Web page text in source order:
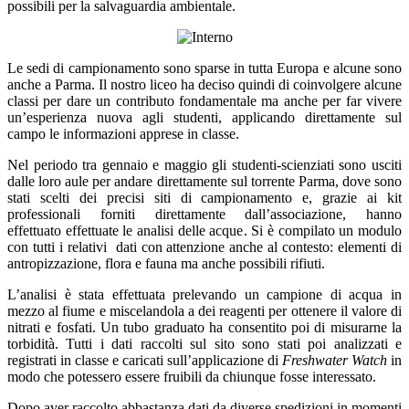
possibili per la salvaguardia ambientale.
Le sedi di campionamento sono sparse in tutta Europa e alcune sono
anche a Parma. Il nostro liceo ha deciso quindi di coinvolgere alcune
classi per dare un contributo fondamentale ma anche per far vivere
un’esperienza nuova agli studenti, applicando direttamente sul
campo le informazioni apprese in classe.
Nel periodo tra gennaio e maggio gli studenti-scienziati sono usciti
dalle loro aule per andare direttamente sul torrente Parma, dove sono
stati scelti dei precisi siti di campionamento e, grazie ai kit
professionali forniti direttamente dall’associazione, hanno
effettuato effettuate le analisi delle acque. Si è compilato un modulo
con tutti i relativi dati con attenzione anche al contesto: elementi di
antropizzazione, flora e fauna ma anche possibili rifiuti.
L’analisi è stata effettuata prelevando un campione di acqua in
mezzo al fiume e miscelandola a dei reagenti per ottenere il valore di
nitrati e fosfati. Un tubo graduato ha consentito poi di misurarne la
torbidità. Tutti i dati raccolti sul sito sono stati poi analizzati e
registrati in classe e caricati sull’applicazione di Freshwater Watch in
modo che potessero essere fruibili da chiunque fosse interessato.